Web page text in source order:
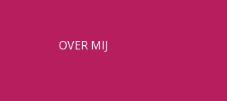
OVER MIJ